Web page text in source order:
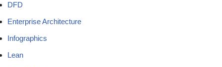
DFD
Enterprise Architecture
Infographics
Lean